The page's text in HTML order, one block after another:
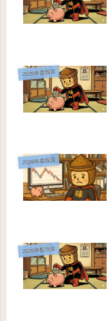
2026年度投資
2026年度投資
2026年配当金